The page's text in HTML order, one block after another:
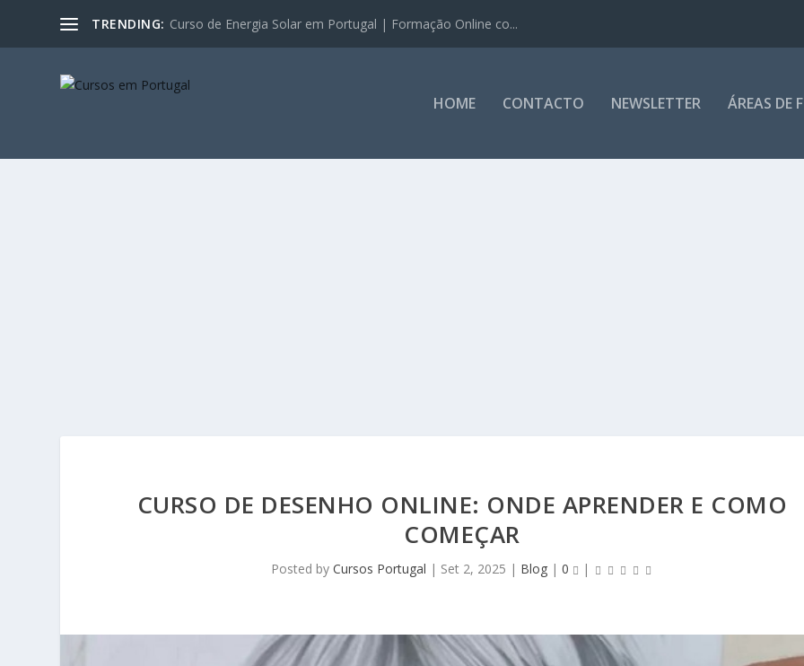
TRENDING: Curso de Energia Solar em Portugal | Formação Online co...
HOME CONTACTO NEWSLETTER ÁREAS DE
CURSO DE DESENHO ONLINE: ONDE APRENDER E COMO
COMEÇAR
Posted byCursos Portugal | Set 2, 2025 | Blog |0 |